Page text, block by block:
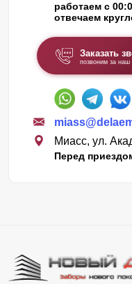
работаем с
отвечаем
Заказать
позвоним за наш
Миасс, ул.
Перед